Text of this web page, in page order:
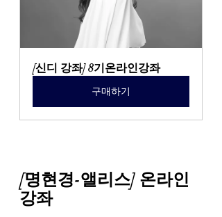
[신디 강좌] 8기온라인강좌
구매하기
[명현경-앨리스] 온라인
강좌